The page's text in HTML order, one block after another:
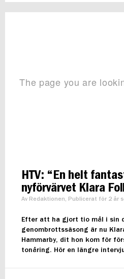
HTV: “En helt
nyförvärvet Klara
Av Redaktionen, Publicerat för 2 år
Efter att ha gjort tio mål i sin
genombrottssäsong är nu
Hammarby, dit hon kom för
tonåring. Hör en längre